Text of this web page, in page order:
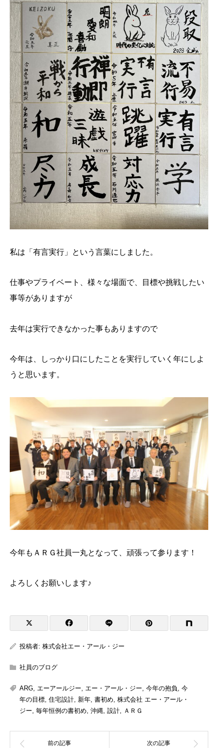
私は「有言実行」という言葉にしました。
仕事やプライベート、様々な場面で、目標や挑戦したい
事等がありますが
去年は実行できなかった事もありますので
今年は、しっかり口にしたことを実行していく年にしよ
うと思います。
今年もＡＲＧ社員一丸となって、頑張って参ります！
よろしくお願いします♪
投稿者: 株式会社エー・アール・ジー
社員のブログ
ARG, エーアールジー, エー・アール・ジー, 今年の抱負, 今
年の目標, 住宅設計, 新年, 書初め, 株式会社 エー・アール・
ジー, 毎年恒例の書初め, 沖縄, 設計, ＡＲＧ